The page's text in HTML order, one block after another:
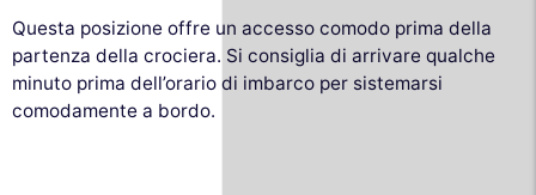
Questa posizione offre un accesso comodo prima della
partenza della crociera. Si consiglia di arrivare qualche
minuto prima dell’orario di imbarco per sistemarsi
comodamente a bordo.